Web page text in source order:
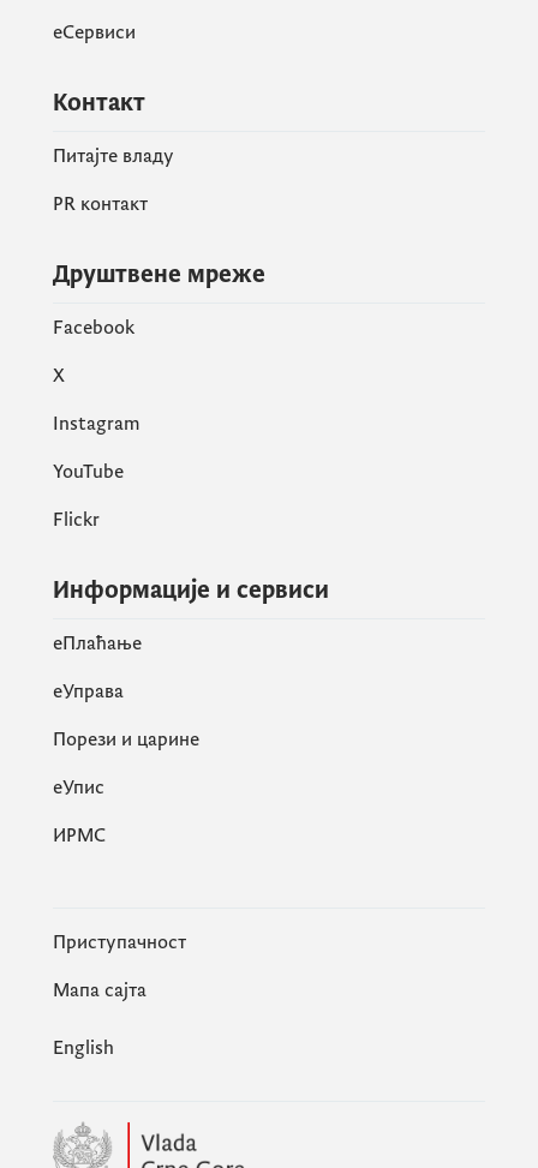
еСервиси
Контакт
Питајте владу
PR контакт
Друштвене мреже
Facebook
X
Instagram
YouTube
Flickr
Информације и сервиси
eПлаћање
еУправа
Порези и царине
eУпис
ИРМС
Приступачност
Мапа сајта
English